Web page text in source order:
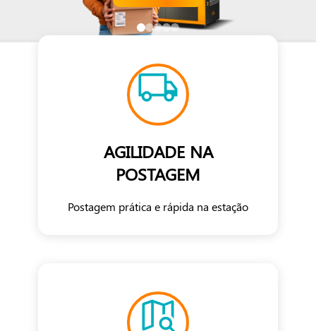
AGILIDADE NA
POSTAGEM
Postagem prática e rápida na estação